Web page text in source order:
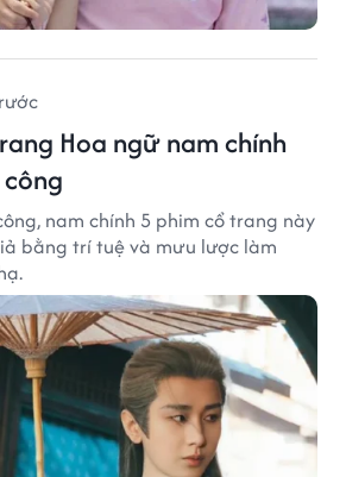
Hoa ngữ nam chính
nam chính 5 phim cổ trang này
bằng trí tuệ và mưu lược làm